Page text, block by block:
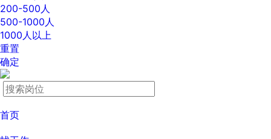
200-500人
500-1000人
1000人以上
重置
确定
首页